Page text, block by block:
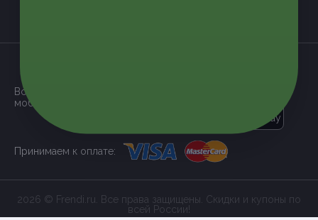
Все наши купоны доступны через
мобильное приложение:
Google Play
Принимаем к оплате:
2026 © Frendi.ru. Все права защищены. Скидки и купоны по
всей России!